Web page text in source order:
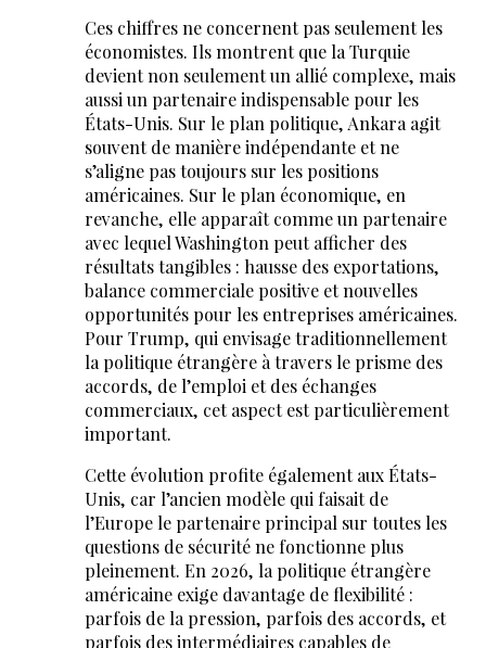
Ces chiffres ne concernent pas seulement les
économistes. Ils montrent que la Turquie
devient non seulement un allié complexe, mais
aussi un partenaire indispensable pour les
États-Unis. Sur le plan politique, Ankara agit
souvent de manière indépendante et ne
s’aligne pas toujours sur les positions
américaines. Sur le plan économique, en
revanche, elle apparaît comme un partenaire
avec lequel Washington peut afficher des
résultats tangibles : hausse des exportations,
balance commerciale positive et nouvelles
opportunités pour les entreprises américaines.
Pour Trump, qui envisage traditionnellement
la politique étrangère à travers le prisme des
accords, de l’emploi et des échanges
commerciaux, cet aspect est particulièrement
important.
Cette évolution profite également aux États-
Unis, car l’ancien modèle qui faisait de
l’Europe le partenaire principal sur toutes les
questions de sécurité ne fonctionne plus
pleinement. En 2026, la politique étrangère
américaine exige davantage de flexibilité :
parfois de la pression, parfois des accords, et
parfois des intermédiaires capables de